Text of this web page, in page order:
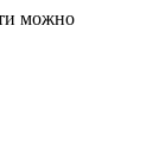
можно